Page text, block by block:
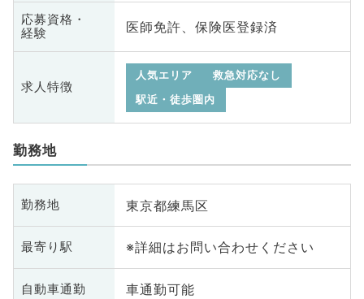
応募資格・
経験
医師免許、保険医登録済
求人特徴
人気エリア
救急対応なし
駅近・徒歩圏内
勤務地
勤務地 東京都練馬区
最寄り駅 ※詳細はお問い合わせください
自動車通勤 車通勤可能